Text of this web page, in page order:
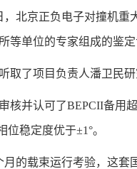
，北京正负电子对撞机重
等单位的专家组成的鉴
取了项目负责人潘卫民
核并认可了BEPCII备用
位稳定度优于±1°。
月的载束运行考验，这套